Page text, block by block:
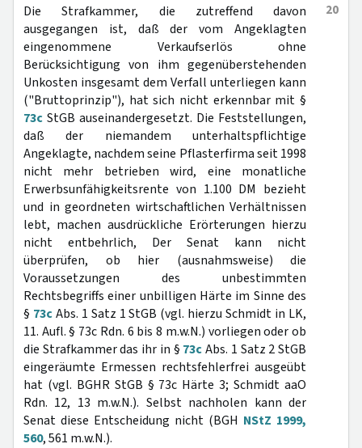
20
Die Strafkammer, die zutreffend davon
ausgegangen ist, daß der vom Angeklagten
eingenommene Verkaufserlös ohne
Berücksichtigung von ihm gegenüberstehenden
Unkosten insgesamt dem Verfall unterliegen kann
("Bruttoprinzip"), hat sich nicht erkennbar mit §
73c StGB auseinandergesetzt. Die Feststellungen,
daß der niemandem unterhaltspflichtige
Angeklagte, nachdem seine Pflasterfirma seit 1998
nicht mehr betrieben wird, eine monatliche
Erwerbsunfähigkeitsrente von 1.100 DM bezieht
und in geordneten wirtschaftlichen Verhältnissen
lebt, machen ausdrückliche Erörterungen hierzu
nicht entbehrlich, Der Senat kann nicht
überprüfen, ob hier (ausnahmsweise) die
Voraussetzungen des unbestimmten
Rechtsbegriffs einer unbilligen Härte im Sinne des
§ 73cAbs. 1 Satz 1 StGB (vgl. hierzu Schmidt in LK,
11. Aufl. § 73c Rdn. 6 bis 8 m.w.N.) vorliegen oder ob
die Strafkammer das ihr in § 73cAbs. 1 Satz 2 StGB
eingeräumte Ermessen rechtsfehlerfrei ausgeübt
hat (vgl. BGHR StGB § 73c Härte 3; Schmidt aaO
Rdn. 12, 13 m.w.N.). Selbst nachholen kann der
Senat diese Entscheidung nicht (BGH NStZ 1999,
560, 561 m.w.N.).